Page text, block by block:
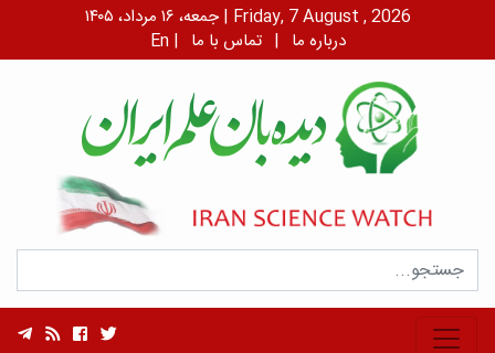
جمعه، ۱۶ مرداد، ۱۴۰۵ | Friday, 7 August , 2026
En | درباره ما | تماس با ما